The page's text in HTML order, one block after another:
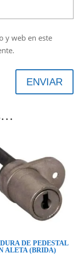
y web en este
ENVIAR
DE PEDESTAL
ALETA (BRIDA)